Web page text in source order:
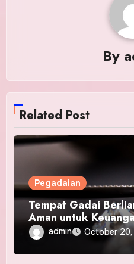
By
Related Post
Pegadaian
Tempat Gadai
Aman untuk
admin October